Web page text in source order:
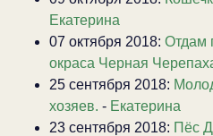
Екатерина
07 октября 2018: Отдам
окраса Черная
25 сентября 2018:
хозяев. - Екатерина
23 сентября 2018: Пёс